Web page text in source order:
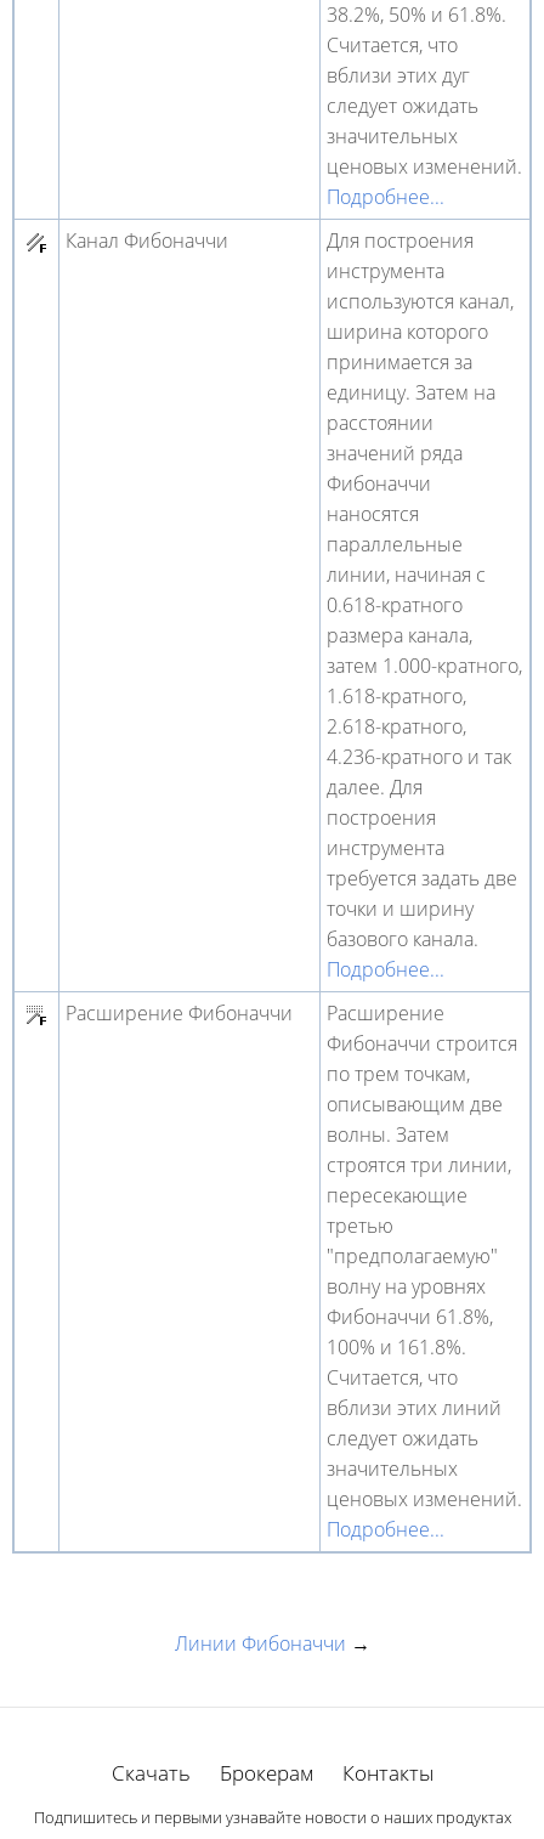
38.2%, 50% и 61.8%.
Считается, что
вблизи этих дуг
следует ожидать
значительных
ценовых изменений.
Подробнее...
Канал Фибоначчи
Для построения
инструмента
используются канал,
ширина которого
принимается за
единицу. Затем на
расстоянии
значений ряда
Фибоначчи
наносятся
параллельные
линии, начиная с
0.618-кратного
размера канала,
затем 1.000-кратного,
1.618-кратного,
2.618-кратного,
4.236-кратного и так
далее. Для
построения
инструмента
требуется задать две
точки и ширину
базового канала.
Подробнее...
Расширение Фибоначчи
Расширение
Фибоначчи строится
по трем точкам,
описывающим две
волны. Затем
строятся три линии,
пересекающие
третью
"предполагаемую"
волну на уровнях
Фибоначчи 61.8%,
100% и 161.8%.
Считается, что
вблизи этих линий
следует ожидать
значительных
ценовых изменений.
Подробнее...
Линии Фибоначчи →
Скачать Брокерам Контакты
Подпишитесь и первыми узнавайте новости о наших продуктах